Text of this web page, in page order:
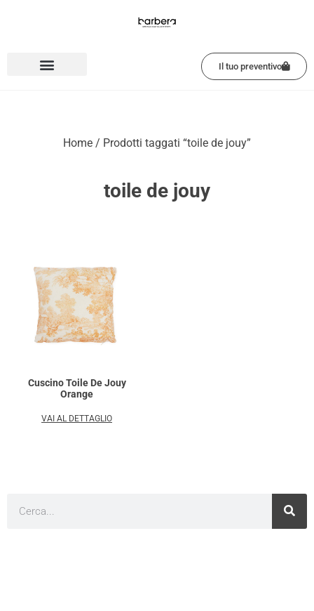
Il tuo preventivo
Home / Prodotti taggati “toile de jouy”
toile de jouy
Cuscino Toile De Jouy
Orange
VAI AL DETTAGLIO